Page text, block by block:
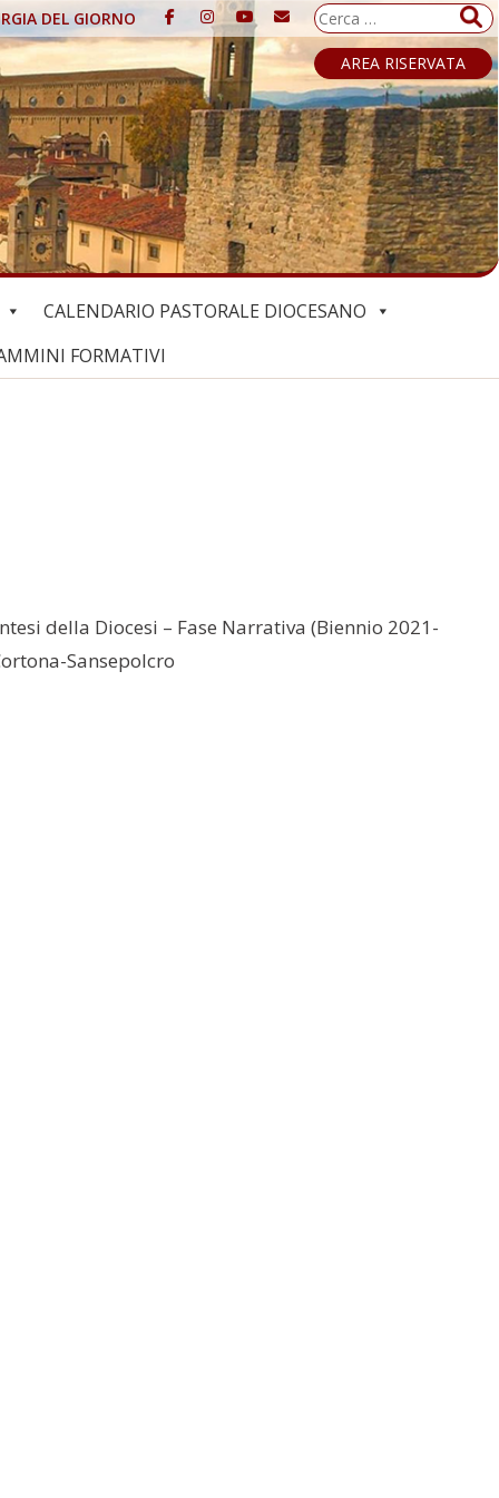
DEL GIORNO
Ricerca
per:
AREA RISERVATA
CALENDARIO PASTORALE DIOCESANO
FORMATIVI
della Diocesi – Fase Narrativa (Biennio 2021-
Sansepolcro